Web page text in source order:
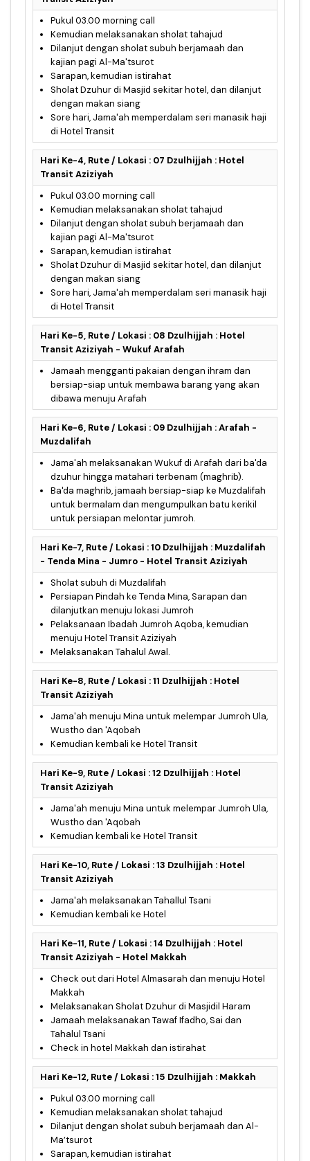
Pukul 03.00 morning call
Kemudian melaksanakan sholat tahajud
Dilanjut dengan sholat subuh berjamaah dan
kajian pagi Al-Ma'tsurot
Sarapan, kemudian istirahat
Sholat Dzuhur di Masjid sekitar hotel, dan dilanjut
dengan makan siang
Sore hari, Jama'ah memperdalam seri manasik haji
di Hotel Transit
Hari Ke-4, Rute / Lokasi : 07 Dzulhijjah : Hotel
Transit Aziziyah
Pukul 03.00 morning call
Kemudian melaksanakan sholat tahajud
Dilanjut dengan sholat subuh berjamaah dan
kajian pagi Al-Ma'tsurot
Sarapan, kemudian istirahat
Sholat Dzuhur di Masjid sekitar hotel, dan dilanjut
dengan makan siang
Sore hari, Jama'ah memperdalam seri manasik haji
di Hotel Transit
Hari Ke-5, Rute / Lokasi : 08 Dzulhijjah : Hotel
Transit Aziziyah - Wukuf Arafah
Jamaah mengganti pakaian dengan ihram dan
bersiap-siap untuk membawa barang yang akan
dibawa menuju Arafah
Hari Ke-6, Rute / Lokasi : 09 Dzulhijjah : Arafah -
Muzdalifah
Jama'ah melaksanakan Wukuf di Arafah dari ba'da
dzuhur hingga matahari terbenam (maghrib).
Ba'da maghrib, jamaah bersiap-siap ke Muzdalifah
untuk bermalam dan mengumpulkan batu kerikil
untuk persiapan melontar jumroh.
Hari Ke-7, Rute / Lokasi : 10 Dzulhijjah : Muzdalifah
- Tenda Mina - Jumro - Hotel Transit Aziziyah
Sholat subuh di Muzdalifah
Persiapan Pindah ke Tenda Mina, Sarapan dan
dilanjutkan menuju lokasi Jumroh
Pelaksanaan Ibadah Jumroh Aqoba, kemudian
menuju Hotel Transit Aziziyah
Melaksanakan Tahalul Awal.
Hari Ke-8, Rute / Lokasi : 11 Dzulhijjah : Hotel
Transit Aziziyah
Jama'ah menuju Mina untuk melempar Jumroh Ula,
Wustho dan 'Aqobah
Kemudian kembali ke Hotel Transit
Hari Ke-9, Rute / Lokasi : 12 Dzulhijjah : Hotel
Transit Aziziyah
Jama'ah menuju Mina untuk melempar Jumroh Ula,
Wustho dan 'Aqobah
Kemudian kembali ke Hotel Transit
Hari Ke-10, Rute / Lokasi : 13 Dzulhijjah : Hotel
Transit Aziziyah
Jama'ah melaksanakan Tahallul Tsani
Kemudian kembali ke Hotel
Hari Ke-11, Rute / Lokasi : 14 Dzulhijjah : Hotel
Transit Aziziyah - Hotel Makkah
Check out dari Hotel Almasarah dan menuju Hotel
Makkah
Melaksanakan Sholat Dzuhur di Masjidil Haram
Jamaah melaksanakan Tawaf Ifadho, Sai dan
Tahalul Tsani
Check in hotel Makkah dan istirahat
Hari Ke-12, Rute / Lokasi : 15 Dzulhijjah : Makkah
Pukul 03.00 morning call
Kemudian melaksanakan sholat tahajud
Dilanjut dengan sholat subuh berjamaah dan Al-
Ma’tsurot
Sarapan, kemudian istirahat